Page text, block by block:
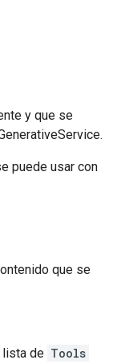
y que se
puede usar con
que se
lista de Tools